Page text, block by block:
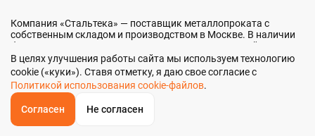
ОБРАТНЫЙЗВОНОК
Компания «Стальтека» — поставщик металлопроката с
собственным складом и производством в Москве. В наличии
более 130 видов металлопроката и 70 наименований
металлоизделий — черный, цветной и нержавеющий прокат
любых типоразмеров. Мы реализуем пруток
инструментальный как оптом, так и в розницу прямо со
склада из наличия или под заказ. Контроль качества на всех
этапах — от входного анализа до отгрузки.
Главная
В целях улучшения работы сайта мы используем технологию
cookie («куки»). Ставя отметку, я даю свое согласие с
Политикой использования cookie-файлов.
Согласен Не согласен